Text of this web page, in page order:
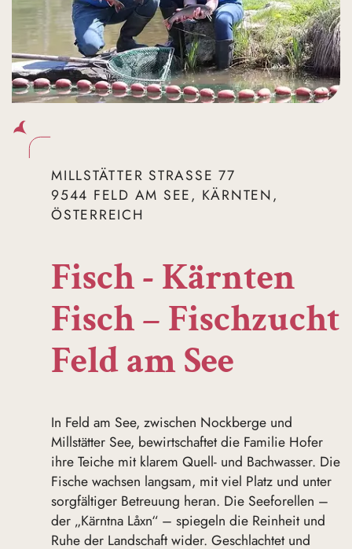
MILLSTÄTTER STRASSE 77
9544 FELD AM SEE, KÄRNTEN,
ÖSTERREICH
Fisch - Kärnten
Fisch – Fischzucht
Feld am See
In Feld am See, zwischen Nockberge und
Millstätter See, bewirtschaftet die Familie Hofer
ihre Teiche mit klarem Quell- und Bachwasser. Die
Fische wachsen langsam, mit viel Platz und unter
sorgfältiger Betreuung heran. Die Seeforellen –
der „Kärntna Låxn“ – spiegeln die Reinheit und
Ruhe der Landschaft wider. Geschlachtet und